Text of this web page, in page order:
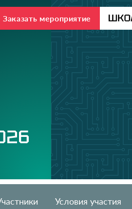
Заказать мероприятие
Условия участия